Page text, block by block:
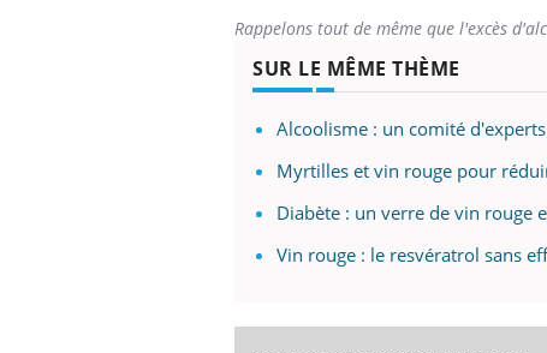
Rappelons tout de même que l'excès
SUR LE MÊME THÈME
Alcoolisme : un comité
Myrtilles et vin rouge pour
Diabète : un verre de vin rouge
Vin rouge : le resvératrol sans